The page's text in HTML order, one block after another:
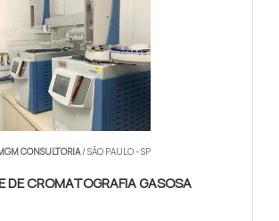
CONSULTORIA/ SÃO PAULO - SP
DE CROMATOGRAFIA GASOSA